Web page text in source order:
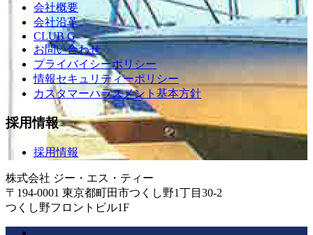
会社概要
会社沿革
CLUB G
お問い合わせ
プライバイシーポリシー
情報セキュリティーポリシー
カスタマーハラスメント基本方針
採用情報
採用情報
株式会社 ジー・エス・ティー
〒194-0001 東京都町田市つくし野1丁目30-2
つくし野フロントビル1F